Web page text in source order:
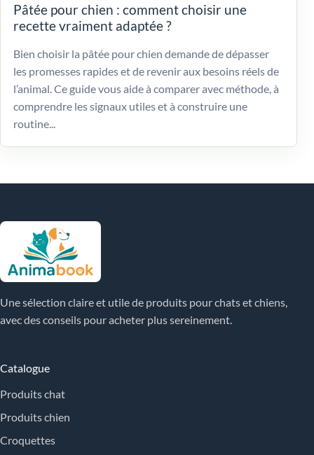
Pâtée pour chien : comment choisir une
recette vraiment adaptée ?
Bien choisir la pâtée pour chien demande de dépasser
les promesses rapides et de revenir aux besoins réels de
l’animal. Ce guide vous aide à comparer avec méthode, à
comprendre les signaux utiles et à construire une
routine...
Une sélection claire et utile de produits pour chats et chiens,
avec des conseils pour acheter plus sereinement.
Catalogue
Produits chat
Produits chien
Croquettes